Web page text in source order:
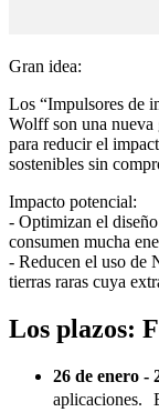
Gran idea:
Los “Impulsores de
Wolff son una nueva
para reducir el
sostenibles sin
Impacto potencial:
- Optimizan el
consumen mucha
- Reducen el uso de
tierras raras cuya
Los plazos:
26 de enero -
aplicaciones.